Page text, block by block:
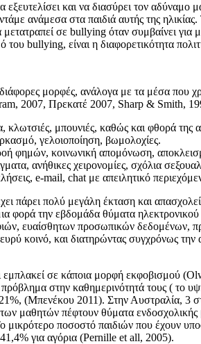
και να διασύρει τον αδύναμο
ανάμεσα στα παιδιά αυτής της
σε bullying όταν συμβαίνει για
bullying, είναι η διαφορετικότητα
μορφές, ανάλογα με τα μέσα που
2007, Πρεκατέ 2007, Sharp & Smith,
μπουνιές, καθώς και φθορά της
γελοιοποίηση, βωμολοχίες.
φημών, κοινωνική απομόνωση,
ανήθικες χειρονομίες, σχόλια
e-mail, chat με απειλητικό
πάρει πολύ μεγάλη έκταση και
φορά την εβδομάδα θύματα
ευαίσθητων προσωπικών δεδομένων,
κοινό, και διατηρώντας συγχρόνως την
εμπλακεί σε κάποια μορφή εκφοβισμού
στην καθημερινότητά τους (
(Μπενέκου 2011). Στην Αυστραλία, 3
μαθητών πέφτουν θύματα ενδοσχολικής
ποσοστό παιδιών που έχουν
για αγόρια (Pernille et all, 2005).